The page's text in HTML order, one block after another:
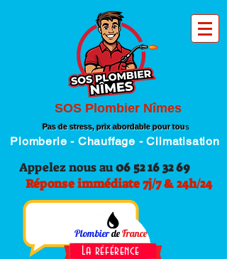
SOS Plombier Nîmes
Pas de stress, prix abordable pour tous
Plomberie - Chauffage - Climatisation
Appelez nous au06 52 16 32 69
Réponse immédiate 7j/7 & 24h/24
PlombierdeFrance
La référence